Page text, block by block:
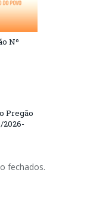
Nº
Pregão
2026-
fechados.